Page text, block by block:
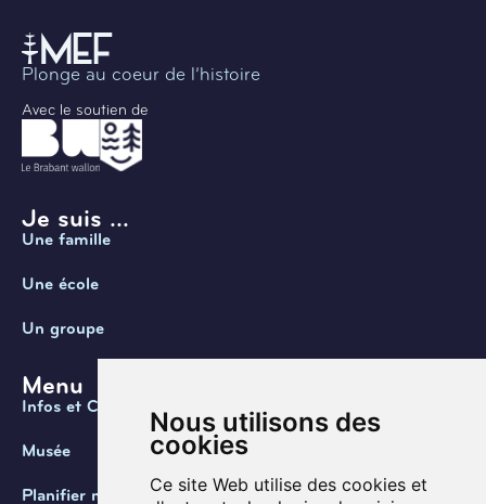
Nous utilisons des
cookies
Ce site Web utilise des cookies et
Plonge au coeur de l’histoire
Avec le soutien de
Je suis ...
Une famille
Une école
Un groupe
Menu
Infos et Contact
Musée
Planifier ma visite